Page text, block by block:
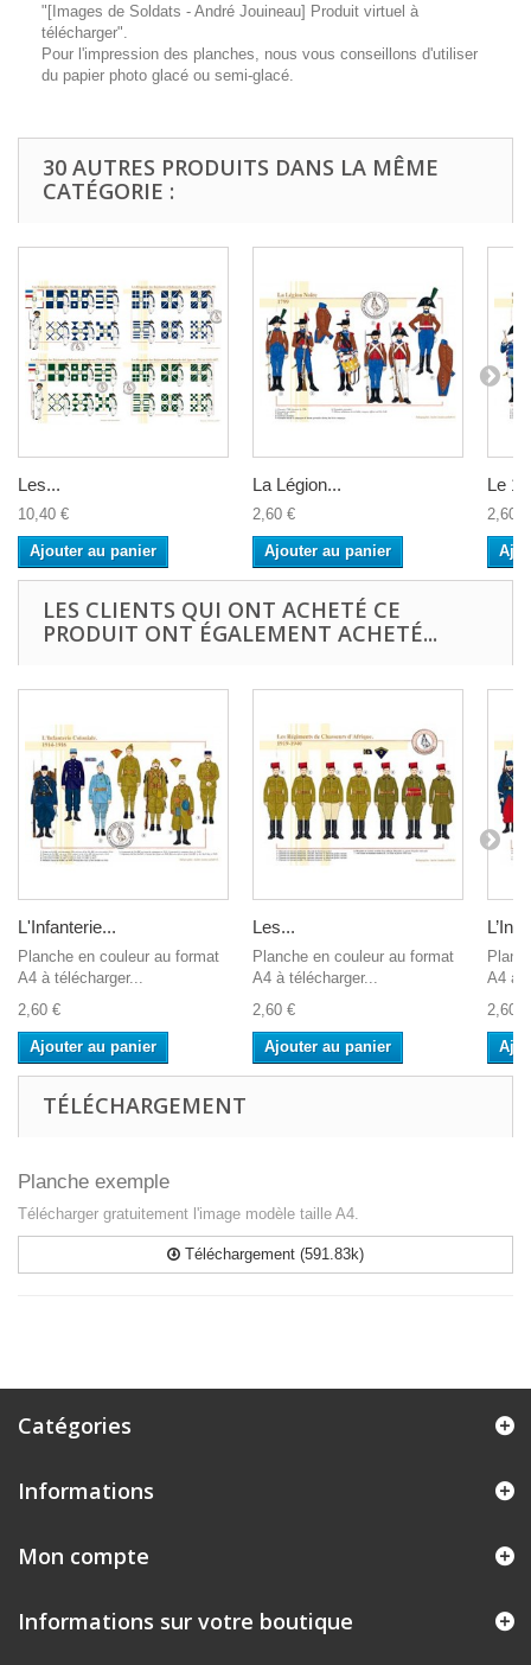
"[Images de Soldats - André Jouineau] Produit virtuel à
télécharger".
Pour l'impression des planches, nous vous conseillons d'utiliser
du papier photo glacé ou semi-glacé.
30 AUTRES PRODUITS DANS LA MÊME
CATÉGORIE :
Les...
10,40 €
Ajouter au panier
La Légion...
2,60 €
Ajouter au panier
Le
2,60 €
LES CLIENTS QUI ONT ACHETÉ CE
PRODUIT ONT ÉGALEMENT ACHETÉ...
L'Infanterie...
Planche en couleur au format
A4 à télécharger...
2,60 €
Ajouter au panier
Les...
Planche en couleur au format
A4 à télécharger...
2,60 €
Ajouter au panier
A4 à
2,60 €
TÉLÉCHARGEMENT
Planche exemple
Télécharger gratuitement l'image modèle taille A4.
Téléchargement (591.83k)
Catégories
Informations
Mon compte
Informations sur votre boutique